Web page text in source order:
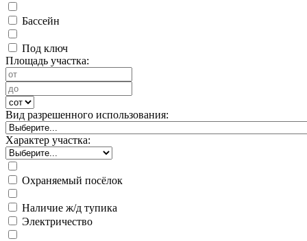
Бассейн
Под ключ
Площадь участка:
Вид разрешенного использования:
Характер участка:
Охраняемый посёлок
Наличие ж/д тупика
Электричество